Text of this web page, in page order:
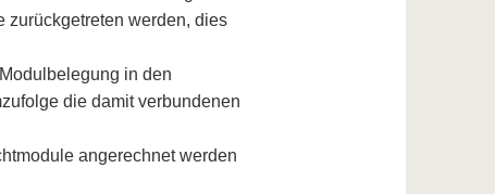
zurückgetreten werden, dies
in den
die damit verbundenen
angerechnet werden